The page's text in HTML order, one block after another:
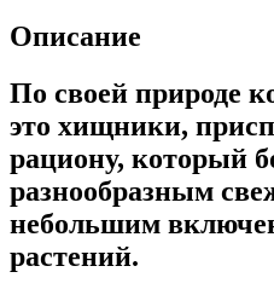
Описание
По своей природе
это хищники,
рациону, который
разнообразным
небольшим
растений.